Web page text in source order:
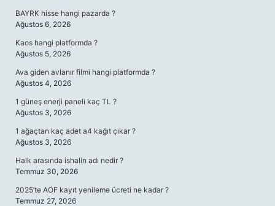
BAYRK hisse hangi pazarda ?
Ağustos 6, 2026
Kaos hangi platformda ?
Ağustos 5, 2026
Ava giden avlanır filmi hangi platformda ?
Ağustos 4, 2026
1 güneş enerji paneli kaç TL ?
Ağustos 3, 2026
1 ağaçtan kaç adet a4 kağıt çıkar ?
Ağustos 3, 2026
Halk arasında ishalin adı nedir ?
Temmuz 30, 2026
2025’te AÖF kayıt yenileme ücreti ne kadar ?
Temmuz 27, 2026